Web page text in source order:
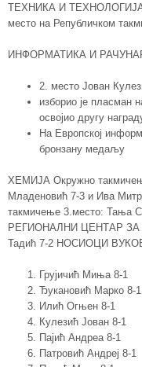
ТЕХНИКА И ТЕХНОЛОГИЈА
место на Републичком
ИНФОРМАТИКА И
2. место Јован
изборио је пласман
освојио другу
На Европској
бронзану медаљу
ХЕМИЈА Окружно
Младеновић 7-3 и Ива
такмичење 3.место: Тања
РЕГИОНАЛНИ ЦЕНТАР ЗА
Тадић 7-2 НОСИОЦИ
Грујичић Миња 8-1
Ђукановић Марко 8-1
Илић Огњен 8-1
Кулезић Јован 8-1
Пајић Андреа 8-1
Патровић Андреј 8-1